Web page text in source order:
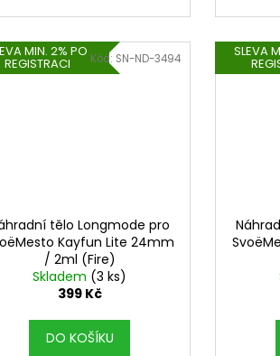
MIN. 2% PO
REGISTRACI
tělo Longmode pro
Kayfun Lite 24mm
/ 2ml (Fire)
Skladem (3 ks)
399 Kč
DO KOŠÍKU
Kód: SN-ND-3494 SLEVA